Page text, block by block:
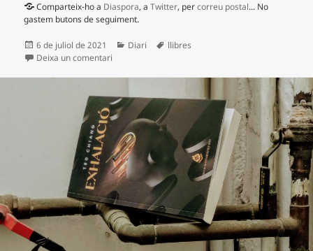
Comparteix-ho a Diaspora, aTwitter, percorreu postal... No
gastem butons de seguiment.
Publicat
el
6 de juliol de 2021 Categories
Diari Etiquetes
llibres
Deixa un comentari